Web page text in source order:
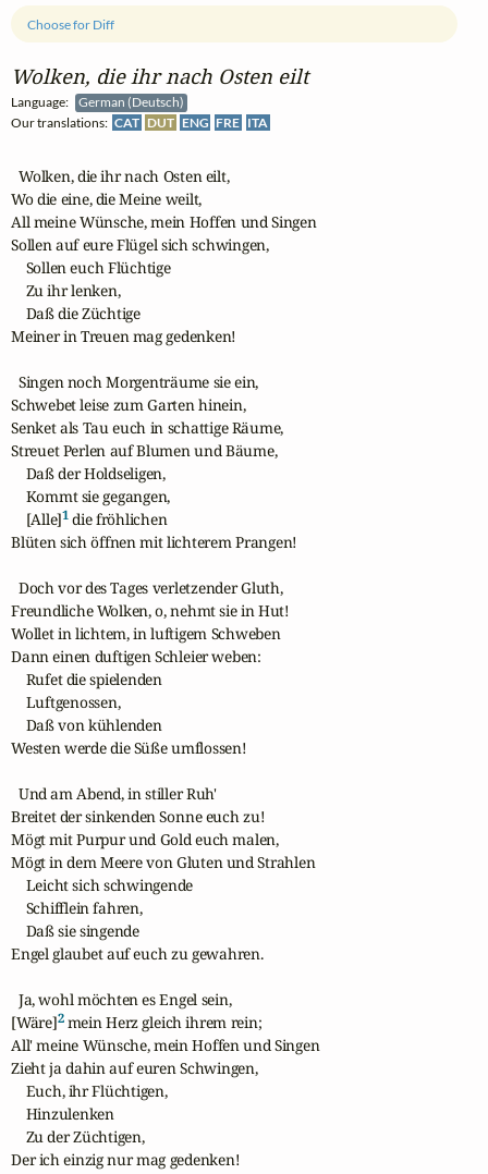
Wolken, die ihr nach Osten eilt
Language:
German (Deutsch)
Our translations: CAT DUT ENG FRE ITA
Choose for Diff
  Wolken, die ihr nach Osten eilt,
Wo die eine, die Meine weilt,
All meine Wünsche, mein Hoffen und Singen
Sollen auf eure Flügel sich schwingen,
    Sollen euch Flüchtige
    Zu ihr lenken,
    Daß die Züchtige
Meiner in Treuen mag gedenken!
  Singen noch Morgenträume sie ein,
Schwebet leise zum Garten hinein,
Senket als Tau euch in schattige Räume,
Streuet Perlen auf Blumen und Bäume,
    Daß der Holdseligen,
    Kommt sie gegangen,
    [Alle]
1 die fröhlichen
Blüten sich öffnen mit lichterem Prangen!
  Doch vor des Tages verletzender Gluth,
Freundliche Wolken, o, nehmt sie in Hut!
Wollet in lichtem, in luftigem Schweben
Dann einen duftigen Schleier weben:
    Rufet die spielenden
    Luftgenossen,
    Daß von kühlenden
Westen werde die Süße umflossen!
  Und am Abend, in stiller Ruh'
Breitet der sinkenden Sonne euch zu!
Mögt mit Purpur und Gold euch malen,
Mögt in dem Meere von Gluten und Strahlen
    Leicht sich schwingende
    Schifflein fahren,
    Daß sie singende
Engel glaubet auf euch zu gewahren.
  Ja, wohl möchten es Engel sein,
[Wäre]2 mein Herz gleich ihrem rein;
All' meine Wünsche, mein Hoffen und Singen
Zieht ja dahin auf euren Schwingen,
    Euch, ihr Flüchtigen,
    Hinzulenken
    Zu der Züchtigen,
Der ich einzig nur mag gedenken!